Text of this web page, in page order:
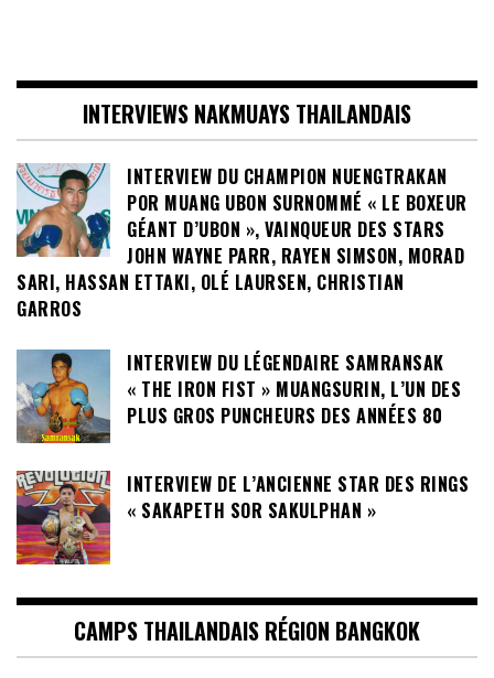
INTERVIEWS NAKMUAYS THAILANDAIS
INTERVIEW DU CHAMPION NUENGTRAKAN
POR MUANG UBON SURNOMMÉ « LE BOXEUR
GÉANT D’UBON », VAINQUEUR DES STARS
JOHN WAYNE PARR, RAYEN SIMSON, MORAD
SARI, HASSAN ETTAKI, OLÉ LAURSEN, CHRISTIAN
GARROS
INTERVIEW DU LÉGENDAIRE SAMRANSAK
« THE IRON FIST » MUANGSURIN, L’UN DES
PLUS GROS PUNCHEURS DES ANNÉES 80
INTERVIEW DE L’ANCIENNE STAR DES RINGS
« SAKAPETH SOR SAKULPHAN »
CAMPS THAILANDAIS RÉGION BANGKOK